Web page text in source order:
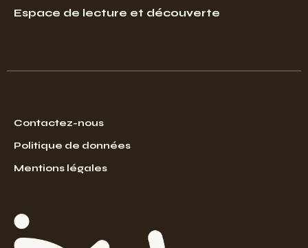
Espace de lecture et découverte
Contactez-nous
Politique de données
Mentions légales